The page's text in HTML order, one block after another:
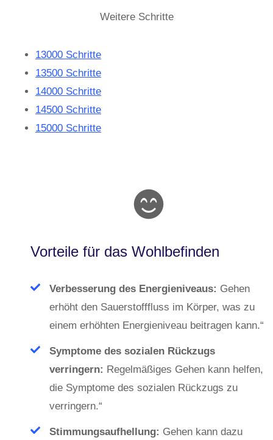
Weitere Schritte
13000 Schritte
13500 Schritte
14000 Schritte
14500 Schritte
15000 Schritte
Vorteile für das Wohlbefinden
Verbesserung des Energieniveaus: Gehen
erhöht den Sauerstofffluss im Körper, was zu
einem erhöhten Energieniveau beitragen kann.“
Symptome des sozialen Rückzugs
verringern: Regelmäßiges Gehen kann helfen,
die Symptome des sozialen Rückzugs zu
verringern.“
Stimmungsaufhellung: Gehen kann dazu